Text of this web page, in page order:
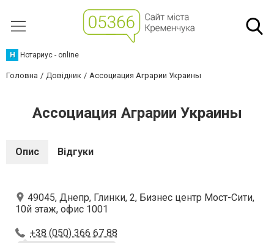
Н Нотариус - online
Головна Довідник Ассоциация Аграрии Украины
Ассоциация Аграрии Украины
Опис Відгуки
49045, Днепр, Глинки, 2, Бизнес центр Мост-Сити,
10й этаж, офис 1001
+38 (050) 366 67 88